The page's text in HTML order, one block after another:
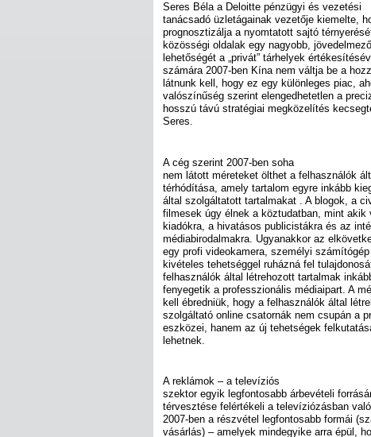
Seres Béla a Deloitte pénzügyi és vezetési
tanácsadó üzletágainak vezetője kiemelte,
prognosztizálja a nyomtatott sajtó
közösségi oldalak egy nagyobb,
lehetőségét a „privát” tárhelyek
számára 2007-ben Kína nem váltja be a
látnunk kell, hogy ez egy különleges piac,
valószínűség szerint elengedhetetlen a
hosszú távú stratégiai megközelítés
Seres.
A cég szerint 2007-ben soha
nem látott méreteket ölthet a felhasználók
térhódítása, amely tartalom egyre inkább
által szolgáltatott tartalmakat . A blogok, a
filmesek úgy élnek a köztudatban, mint akik
kiadókra, a hivatásos publicistákra és az
médiabirodalmakra. Ugyanakkor az
egy profi videokamera, személyi
kivételes tehetséggel ruházná fel
felhasználók által létrehozott tartalmak
fenyegetik a professzionális médiaipart. A
kell ébredniük, hogy a felhasználók által
szolgáltató online csatornák nem csupán a
eszközei, hanem az új tehetségek
lehetnek.
A reklámok – a televíziós
szektor egyik legfontosabb árbevételi
térvesztése felértékeli a televíziózásban
2007-ben a részvétel legfontosabb formái
vásárlás) – amelyek mindegyike arra épül,